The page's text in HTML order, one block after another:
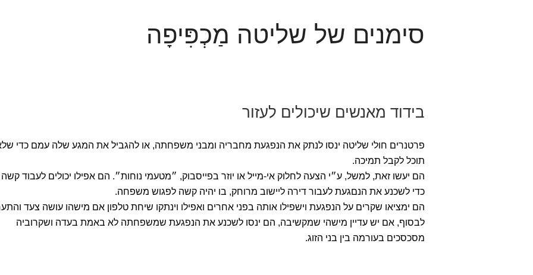
סימנים של שליטה מַכְפִּיפָה
בידוד מאנשים שיכולים לעזור
פרטנרים חולי שליטה ינסו לנתק את הנפגעת מחבריה ומבני משפחתה, או להגביל את המגע שלה עמם כדי
תוכל לקבל תמיכה.
הם יעשו זאת, למשל, ע״י הצעה לחלוק אי-מייל או יוזר בפייסבוק, ״מטעמי נוחות״. הם אפילו יכולים לעבוד קשה
כדי לשכנע את הנםגעת לעבור דירה ליישוב מרוחק, בו יהיה קשה לפגוש משפחה.
הם ימציאו שקרים על הנפגעת וישפילו אותה בפני אחרים ואפילו וינתקו שיחת טלפון אם מישהו עושה צעד
לבסוף, אם יש עדיין מישהי שמקשיבה, הם ינסו לשכנע את הנפגעת שמשפחתה לא באמת בעדה ושקרוביה
מסכסכים בעורמה בין בני הזוג.